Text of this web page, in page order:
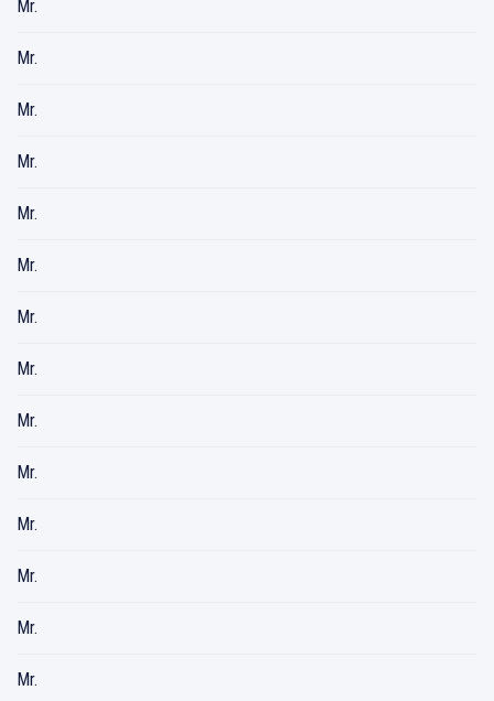
Mr.
Mr.
Mr.
Mr.
Mr.
Mr.
Mr.
Mr.
Mr.
Mr.
Mr.
Mr.
Mr.
Mr.